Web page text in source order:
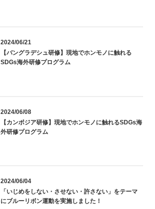
2024/06/21
【バングラデシュ研修】現地でホンモノに触れる
SDGs海外研修プログラム
2024/06/08
【カンボジア研修】現地でホンモノに触れるSDGs海
外研修プログラム
2024/06/04
「いじめをしない・させない・許さない」をテーマ
にブルーリボン運動を実施しました！